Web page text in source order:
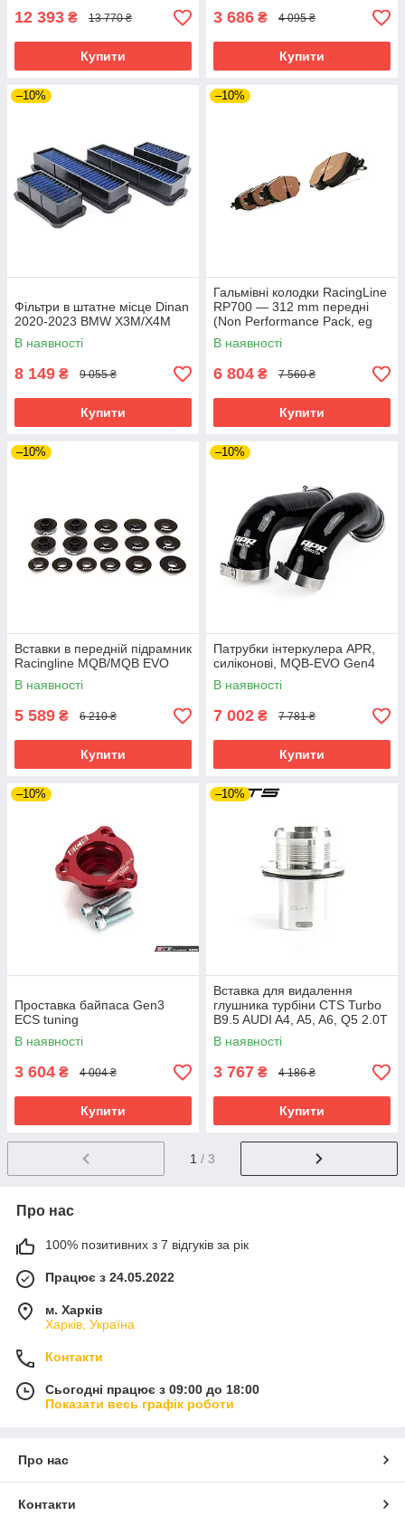
12 393 ₴ 13 770 ₴
Купити
3 686 ₴ 4 095 ₴
Купити
–10%
Фільтри в штатне місце Dinan
2020-2023 BMW X3M/X4M
В наявності
8 149 ₴ 9 055 ₴
Купити
–10%
Гальмівні колодки RacingLine
RP700 — 312 mm передні
(Non Performance Pack, eg
Golf 7 GTI, Audi A3 8V)
В наявності
6 804 ₴ 7 560 ₴
Купити
–10%
Вставки в передній підрамник
Racingline MQB/MQB EVO
В наявності
5 589 ₴ 6 210 ₴
Купити
–10%
Патрубки інтеркулера APR,
силіконові, MQB-EVO Gen4
В наявності
7 002 ₴ 7 781 ₴
Купити
–10%
Проставка байпаса Gen3
ECS tuning
В наявності
3 604 ₴ 4 004 ₴
Купити
–10%
Вставка для видалення
глушника турбіни CTS Turbo
B9.5 AUDI A4, A5, A6, Q5 2.0T
(2020-2023)
В наявності
3 767 ₴ 4 186 ₴
Купити
1 / 3
Про нас
100% позитивних з 7 відгуків за рік
Працює з 24.05.2022
м. Харків
Харків, Україна
Контакти
Сьогодні працює з 09:00 до 18:00
Показати весь графік роботи
Про нас
Контакти